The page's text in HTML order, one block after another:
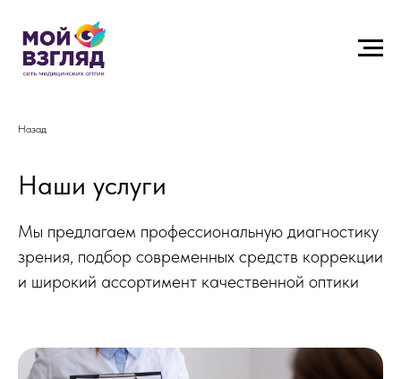
Назад
Наши услуги
Мы предлагаем профессиональную диагностику
зрения, подбор современных средств коррекции
и широкий ассортимент качественной оптики